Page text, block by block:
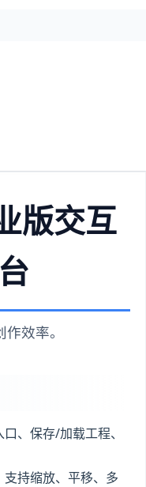
版交互
效率。
、保存/加载工程、
持缩放、平移、多